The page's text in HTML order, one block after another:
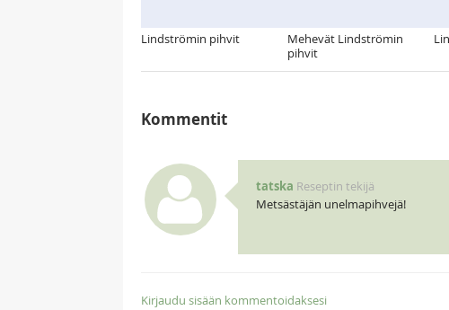
Lindströmin pihvit
Mehevät Lindströmin
pihvit
Kommentit
tatska Reseptin tekijä
Metsästäjän unelmapihvejä!
Kirjaudu sisään kommentoidaksesi